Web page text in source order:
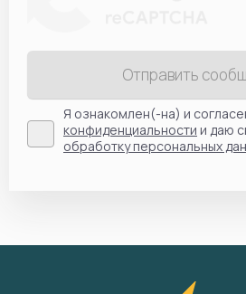
Отправить
Я ознакомлен(-на) и
конфиденциальности и даю
обработку персональных